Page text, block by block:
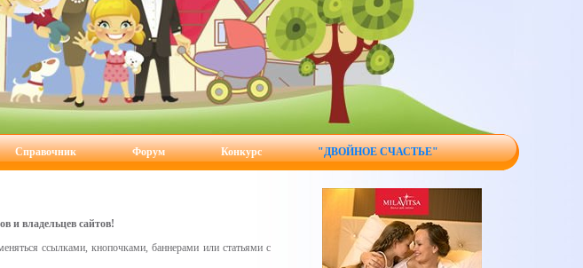
Справочник Форум Конкурс "ДВОЙНОЕ СЧАСТЬЕ"
и владельцев сайтов!
ссылками, кнопочками, баннерами или статьями с